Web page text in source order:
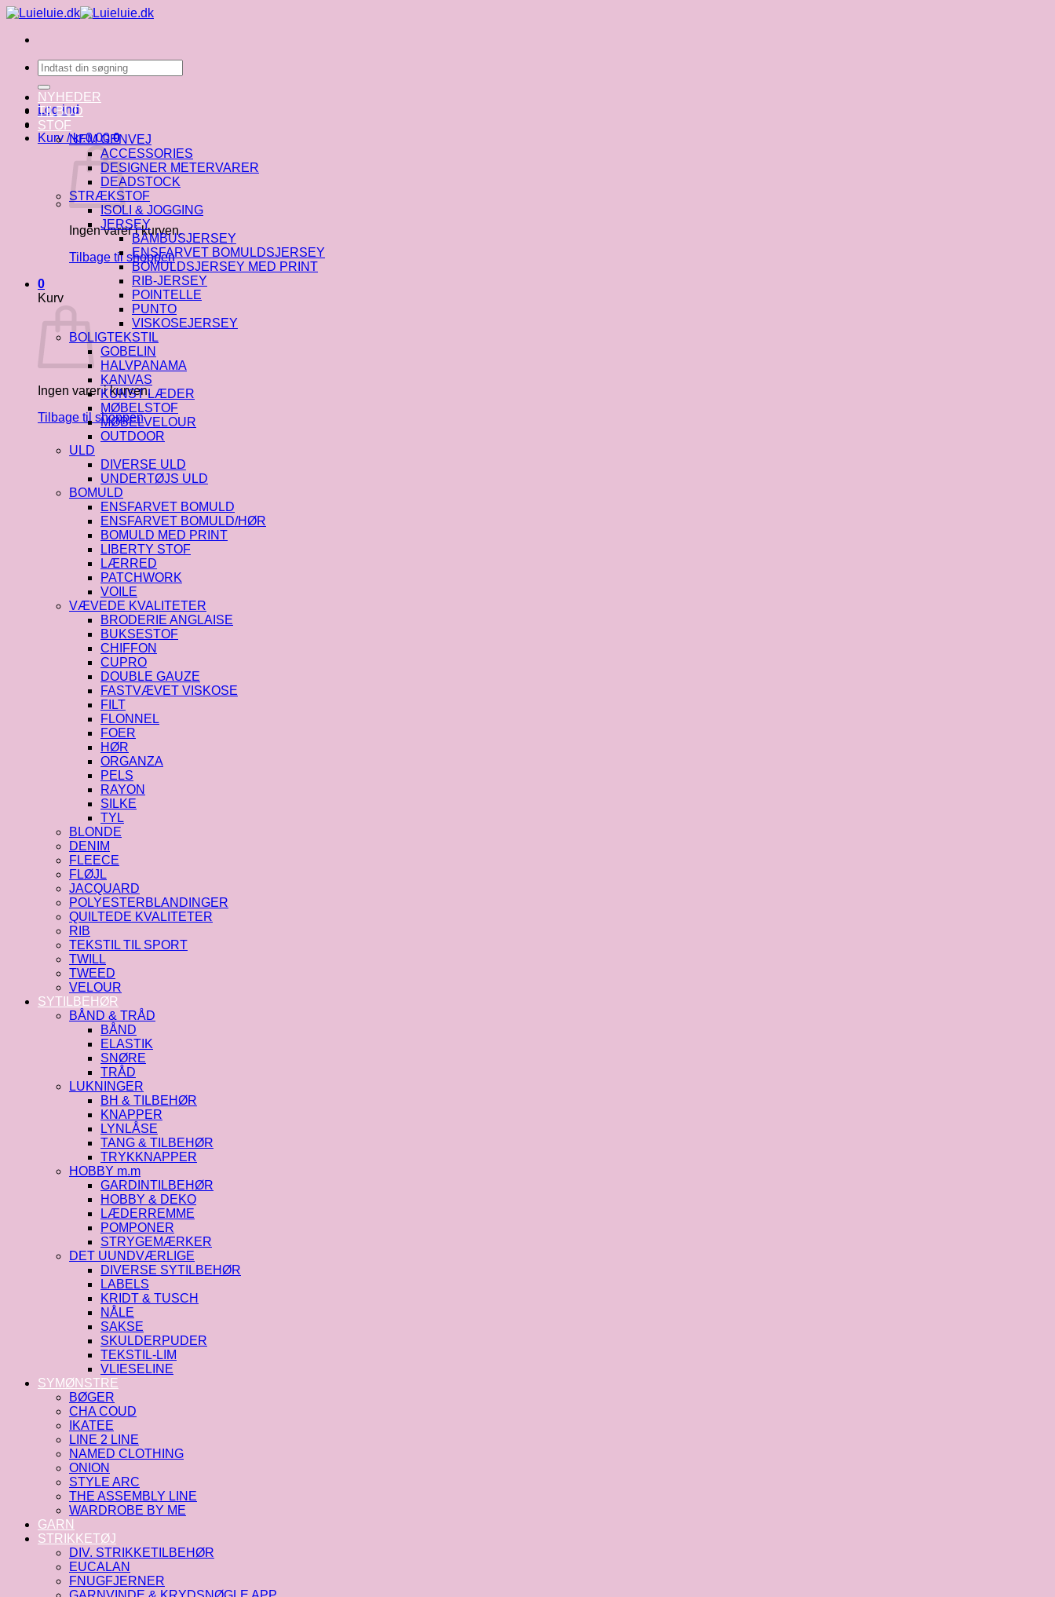
Fortsæt
indhold
Søg
efter:
Log ind
Kurv /kr.0.00 0
Ingen varer i kurven.
Tilbage til shoppen
0
Kurv
Ingen varer i kurven.
Tilbage til shoppen
NYHEDER
TILBUD
STOF
NEM GENVEJ
ACCESSORIES
DESIGNER METERVARER
DEADSTOCK
STRÆKSTOF
ISOLI & JOGGING
JERSEY
BAMBUSJERSEY
ENSFARVET BOMULDSJERSEY
BOMULDSJERSEY MED PRINT
RIB-JERSEY
POINTELLE
PUNTO
VISKOSEJERSEY
BOLIGTEKSTIL
GOBELIN
HALVPANAMA
KANVAS
KUNST LÆDER
MØBELSTOF
MØBELVELOUR
OUTDOOR
ULD
DIVERSE ULD
UNDERTØJS ULD
BOMULD
ENSFARVET BOMULD
ENSFARVET BOMULD/HØR
BOMULD MED PRINT
LIBERTY STOF
LÆRRED
PATCHWORK
VOILE
VÆVEDE KVALITETER
BRODERIE ANGLAISE
BUKSESTOF
CHIFFON
CUPRO
DOUBLE GAUZE
FASTVÆVET VISKOSE
FILT
FLONNEL
FOER
HØR
ORGANZA
PELS
RAYON
SILKE
TYL
BLONDE
DENIM
FLEECE
FLØJL
JACQUARD
POLYESTERBLANDINGER
QUILTEDE KVALITETER
RIB
TEKSTIL TIL SPORT
TWILL
TWEED
VELOUR
SYTILBEHØR
BÅND & TRÅD
BÅND
ELASTIK
SNØRE
TRÅD
LUKNINGER
BH & TILBEHØR
KNAPPER
LYNLÅSE
TANG & TILBEHØR
TRYKKNAPPER
HOBBY m.m
GARDINTILBEHØR
HOBBY & DEKO
LÆDERREMME
POMPONER
STRYGEMÆRKER
DET UUNDVÆRLIGE
DIVERSE SYTILBEHØR
LABELS
KRIDT & TUSCH
NÅLE
SAKSE
SKULDERPUDER
TEKSTIL-LIM
VLIESELINE
SYMØNSTRE
BØGER
CHA COUD
IKATEE
LINE 2 LINE
NAMED CLOTHING
ONION
STYLE ARC
THE ASSEMBLY LINE
WARDROBE BY ME
GARN
STRIKKETØJ
DIV. STRIKKETILBEHØR
EUCALAN
FNUGFJERNER